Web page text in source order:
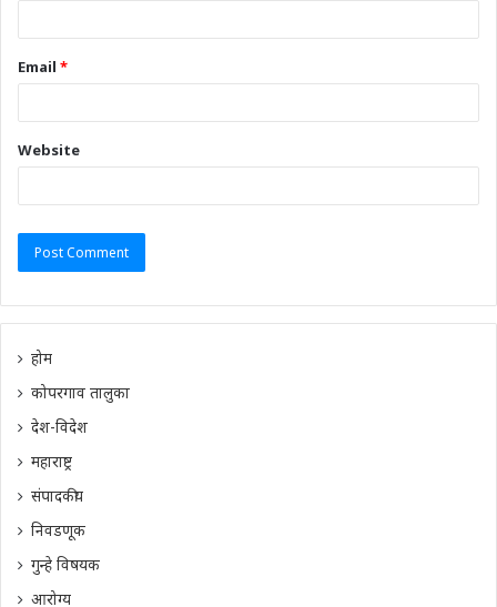
Email *
Website
होम
कोपरगाव तालुका
देश-विदेश
महाराष्ट्र
संपादकीय
निवडणूक
गुन्हे विषयक
आरोग्य